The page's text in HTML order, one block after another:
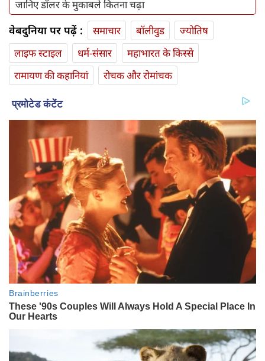
जानिए डॉलर के मुकाबले कितना चढ़ा
वेबदुनिया पर पढ़ें : समाचार बॉलीवुड
ज्योतिष
लाइफ स्‍टाइल
धर्म-संसार
महाभारत के किस्से
रामायण की कहानियां
रोचक और रोमांचक